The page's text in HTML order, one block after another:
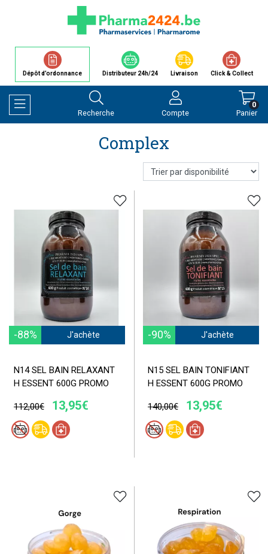
Dépôt d’ordonnance Distributeur 24h/24 Livraison Click & Collect
Afficher la navigation
Recherche Compte Panier
0
Complex
-88% J'achète
N14 SEL BAIN RELAXANT
H ESSENT 600G PROMO
112,00€ 13,95€
-90% J'achète
N15 SEL BAIN TONIFIANT
H ESSENT 600G PROMO
140,00€ 13,95€